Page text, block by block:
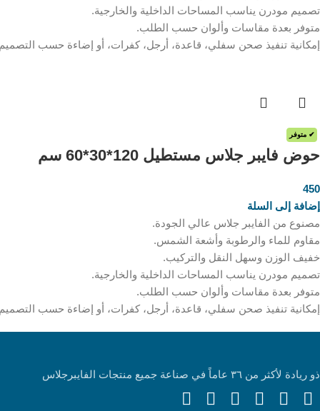
تصميم مودرن يناسب المساحات الداخلية والخارجية.
متوفر بعدة مقاسات وألوان حسب الطلب.
إمكانية تنفيذ صحن سفلي، قاعدة، أرجل، كفرات، أو إضاءة حسب
✔ متوفر
حوض فايبر جلاس مستطيل 120*30*60 سم
450
إضافة إلى السلة
مصنوع من الفايبر جلاس عالي الجودة.
مقاوم للماء والرطوبة وأشعة الشمس.
خفيف الوزن وسهل النقل والتركيب.
تصميم مودرن يناسب المساحات الداخلية والخارجية.
متوفر بعدة مقاسات وألوان حسب الطلب.
إمكانية تنفيذ صحن سفلي، قاعدة، أرجل، كفرات، أو إضاءة حسب
ذو ريادة لأكثر من ٣٦ عاماً في صناعة جميع منتجات الفايبرجلاس